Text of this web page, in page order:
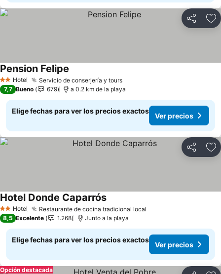
Compartir
2 Estrellas
Hotel Servicio de conserjería y tours
Pension Felipe
7,7 Bueno 679 a 0.2 km de la playa
Elige fechas para ver los precios exactos
Ver precios
Compartir
2 Estrellas
Hotel Restaurante de cocina tradicional local
Hotel Donde Caparrós
8,5 Excelente 1.268 Junto a la playa
Elige fechas para ver los precios exactos
Ver precios
Opción destacada